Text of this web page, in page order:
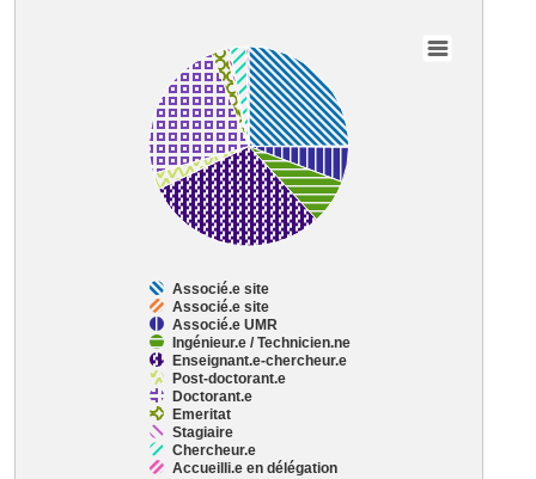
Pie chart with 11 slices.
View as data table, Chart
Associé.e site
Associé.e site
Associé.e UMR
Ingénieur.e / Technicien.ne
Enseignant.e-chercheur.e
Post-doctorant.e
Doctorant.e
Emeritat
Stagiaire
Chercheur.e
Accueilli.e en délégation